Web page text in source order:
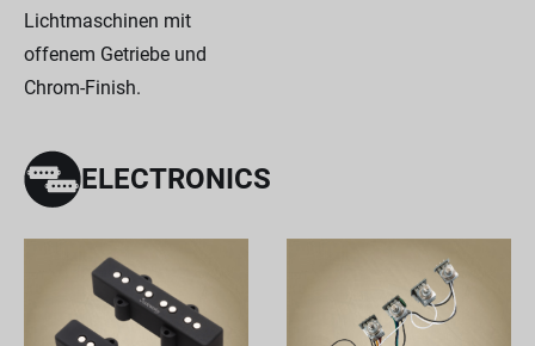
Lichtmaschinen mit
offenem Getriebe und
Chrom-Finish.
ELECTRONICS